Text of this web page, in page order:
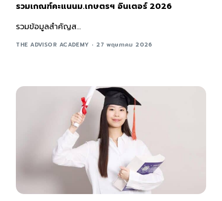
รวมเกณฑ์คะแนนม.เกษตรฯ อินเตอร์ 2026
รวมข้อมูลสำคัญส...
THE ADVISOR ACADEMY 27 พฤษภาคม 2026